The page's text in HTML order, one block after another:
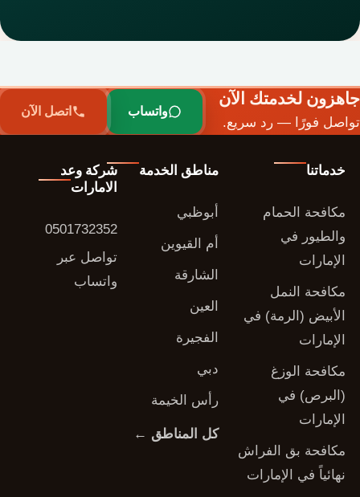
جاهزون لخدمتك الآن
تواصل فورًا — رد سريع.
واتساب اتصل الآن
خدماتنا
مكافحة الحمام
والطيور في
الإمارات
مكافحة النمل
الأبيض (الرمة) في
الإمارات
مكافحة الوزغ
(البرص) في
الإمارات
مكافحة بق الفراش
نهائياً في الإمارات
مناطق الخدمة
أبوظبي
أم القيوين
الشارقة
العين
الفجيرة
دبي
رأس الخيمة
كل المناطق ←
شركة وعد
الامارات
0501732352
تواصل عبر
واتساب